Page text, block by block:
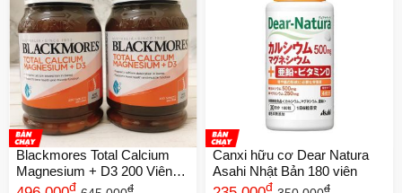
Blackmores Total Calcium
Magnesium + D3 200 Viên
Chính Hãng – Canxi, Magie
đ đ
Canxi hữu cơ Dear Natura
Asahi Nhật Bản 180 viên
đ đ